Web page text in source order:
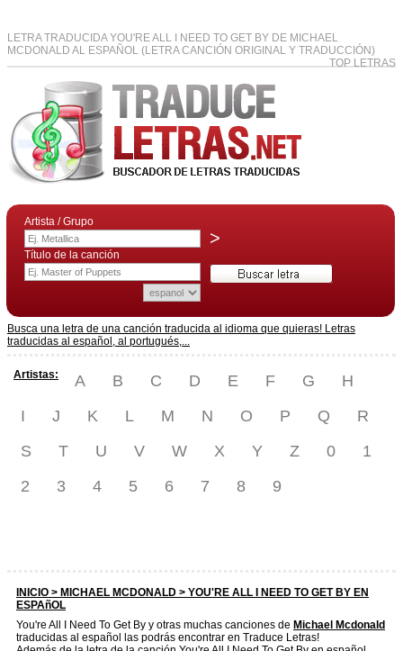
LETRA TRADUCIDA YOU'RE ALL I NEED TO GET BY DE MICHAEL
MCDONALD AL ESPAÑOL (LETRA CANCIÓN ORIGINAL Y TRADUCCIÓN)
TOP LETRAS
Artista / Grupo
>
Título de la canción
Busca una letra de una canción traducida al idioma que quieras! Letras
traducidas al español, al portugués,...
Artistas: A B C D E F G
H
I
J K L M N O P Q
R
S
T U V W X Y Z 0
1
2
3 4 5 6 7 8 9
INICIO > MICHAEL MCDONALD > YOU'RE ALL I NEED TO GET BY EN
ESPAñOL
You're All I Need To Get By y otras muchas canciones de Michael Mcdonald
traducidas al español las podrás encontrar en Traduce Letras!